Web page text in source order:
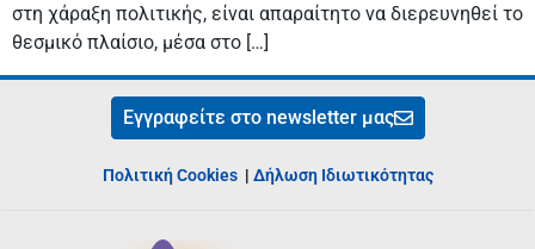
στη χάραξη πολιτικής, είναι απαραίτητο να διερευνηθεί το
θεσμικό πλαίσιο, μέσα στο […]
Εγγραφείτε στο newsletter μας
Πολιτική Cookies | Δήλωση Ιδιωτικότητας